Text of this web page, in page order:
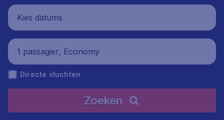
Kies datums
1 passagier, Economy
Directe vluchten
Zoeken